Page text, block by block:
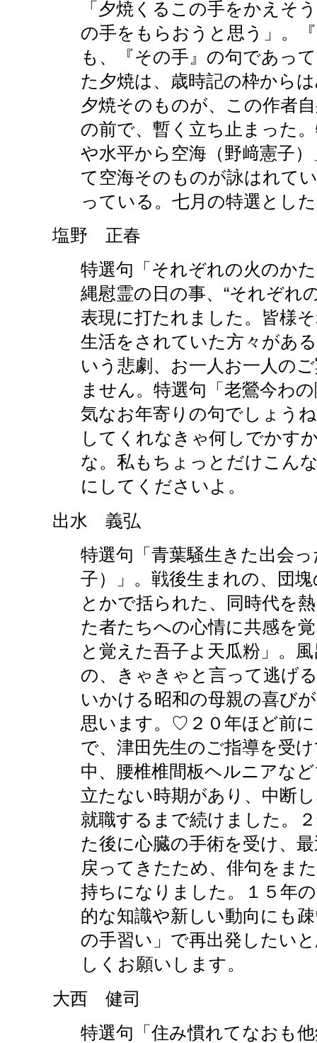
「夕焼くるこの手をかえそ
の手をもらおうと思う」。
も、『その手』の句であっ
た夕焼は、歳時記の枠から
夕焼そのものが、この作者
の前で、暫く立ち止まった
や水平から空海（野﨑憲子
て空海そのものが詠はれて
っている。七月の特選とし
塩野 正春
特選句「それぞれの火のか
縄慰霊の日の事、“それぞ
表現に打たれました。皆様
生活をされていた方々があ
いう悲劇、お一人お一人の
ません。特選句「老鶯今わ
気なお年寄りの句でしょう
してくれなきゃ何しでかす
な。私もちょっとだけこん
にしてくださいよ。
出水 義弘
特選句「青葉騒生きた出会
子）」。戦後生まれの、団
とかで括られた、同時代を
た者たちへの心情に共感を
と覚えた吾子よ天瓜粉」。
の、きゃきゃと言って逃げ
いかける昭和の母親の喜び
思います。♡２０年ほど前
で、津田先生のご指導を受
中、腰椎椎間板ヘルニアな
立たない時期があり、中断
就職するまで続けました。
た後に心臓の手術を受け、
戻ってきたため、俳句をま
持ちになりました。１５年
的な知識や新しい動向にも
の手習い」で再出発したい
しくお願いします。
大西 健司
特選句「住み慣れてなおも